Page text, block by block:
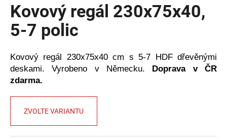
Kovový regál 230x75x40,
5-7 polic
Kovový regál 230x75x40 cm s 5-7 HDF dřevěnými
deskami. Vyrobeno v Německu. Doprava v ČR
zdarma.
ZVOLTE VARIANTU
o
r
u
č
u
j
e
m
e